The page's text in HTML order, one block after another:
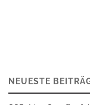
NEUESTE